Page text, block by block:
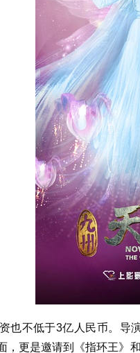
也不低于3亿人民币。
，更是邀请到《指环王》